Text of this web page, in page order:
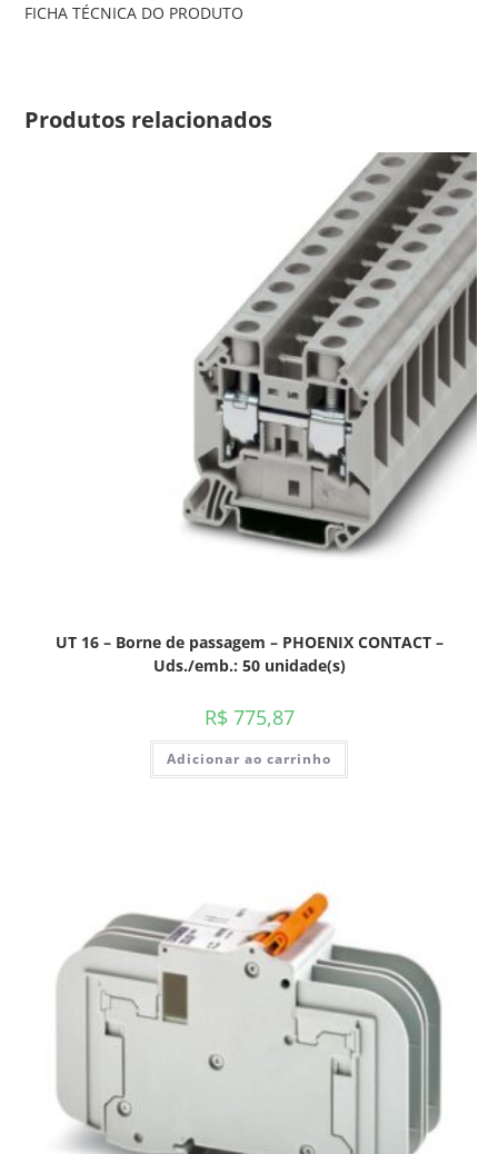
FICHA TÉCNICA DO PRODUTO
Produtos relacionados
UT 16 – Borne de passagem – PHOENIX CONTACT –
Uds./emb.: 50 unidade(s)
R$ 775,87
Adicionar ao carrinho